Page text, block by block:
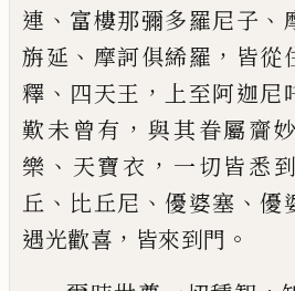
連 、 富樓那彌多羅尼子 、
旃延 、 摩訶俱絺羅 ， 皆從
釋 、 四天王 ， 上至阿迦尼
歎未曾有 ， 與其眷屬齎
樂 、 天寶衣 ， 一切皆悉
丘 、 比丘尼 、優婆塞 、優
遇光歡喜 ， 皆來到門 。